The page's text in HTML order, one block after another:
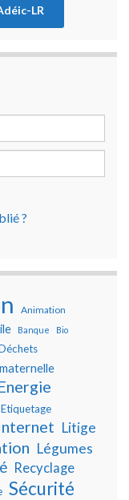
LR
?
Animation
Banque Bio
Etiquetage
Litige
Légumes
Recyclage
Sécurité